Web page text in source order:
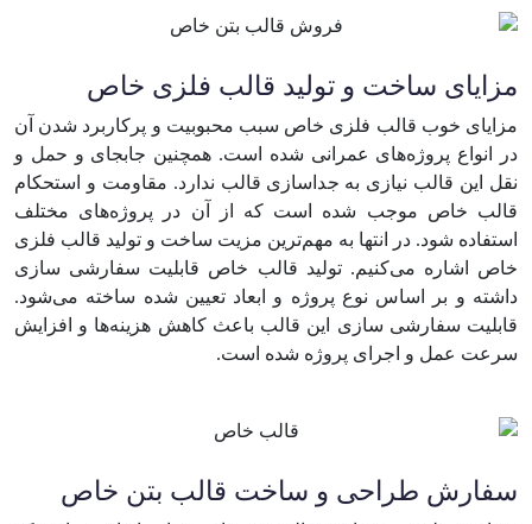
مزایای ساخت و تولید قالب فلزی خاص
مزایای خوب قالب فلزی خاص سبب محبوبیت و پرکاربرد شدن آن
در انواع پروژه‌های عمرانی شده است. همچنین جابجای و حمل و
نقل این قالب نیازی به جداسازی قالب ندارد. مقاومت و استحکام
قالب خاص موجب شده است که از آن در پروژه‌های مختلف
استفاده شود. در انتها به مهم‌ترین مزیت ساخت و تولید قالب فلزی
خاص اشاره می‌کنیم. تولید قالب خاص قابلیت سفارشی سازی
داشته و بر اساس نوع پروژه و ابعاد تعیین شده ساخته می‌شود.
قابلیت سفارشی سازی این قالب باعث کاهش هزینه‌ها و افزایش
سرعت عمل و اجرای پروژه شده است.
سفارش طراحی و ساخت قالب بتن خاص